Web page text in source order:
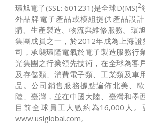
環旭電子(SSE: 601231)是全球D(MS)2
外品牌電子產品或模組提供產品設
購、生產製造、物流與維修服務。環
集團成員之一，於2012年成為上海證
司，承襲環隆電氣於電子製造服務行
光集團之行業領先技術，在全球為客
及存儲類、消費電子類、工業類及車
品。公司銷售服務據點遍佈北美、
陸、臺灣，並在中國大陸、臺灣和墨
目前全球員工人數約為16,000人
www.usiglobal.com。